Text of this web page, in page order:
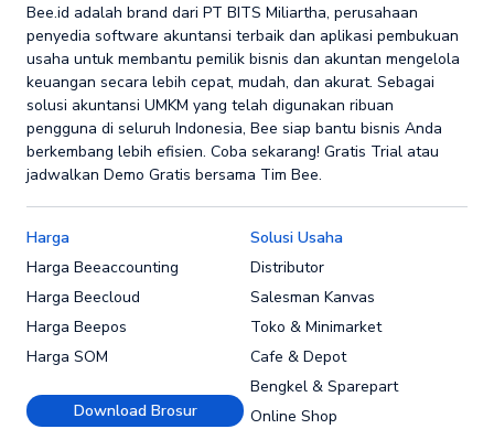
Bee.id adalah brand dari PT BITS Miliartha, perusahaan
penyedia software akuntansi terbaik dan aplikasi pembukuan
usaha untuk membantu pemilik bisnis dan akuntan mengelola
keuangan secara lebih cepat, mudah, dan akurat. Sebagai
solusi akuntansi UMKM yang telah digunakan ribuan
pengguna di seluruh Indonesia, Bee siap bantu bisnis Anda
berkembang lebih efisien. Coba sekarang! Gratis Trial atau
jadwalkan Demo Gratis bersama Tim Bee.
Harga
Harga Beeaccounting
Harga Beecloud
Harga Beepos
Harga SOM
Download Brosur
Solusi Usaha
Distributor
Salesman Kanvas
Toko & Minimarket
Cafe & Depot
Bengkel & Sparepart
Online Shop